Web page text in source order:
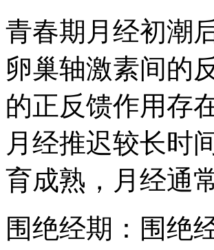
青春期月经初潮
卵巢轴激素间的
的正反馈作用存
月经推迟较长时
育成熟，月经通
围绝经期：围绝